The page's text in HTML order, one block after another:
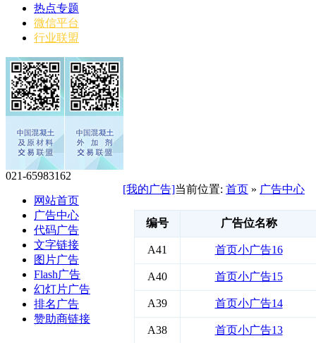
热点专题
微信平台
行业联盟
021-65983162
网站首页
广告中心
代码广告
文字链接
图片广告
Flash广告
幻灯片广告
排名广告
赞助商链接
[我的广告]当前位置: 首页 » 广告中心
编号 广告位名称
A41 首页小广告16
A40 首页小广告15
A39 首页小广告14
A38 首页小广告13